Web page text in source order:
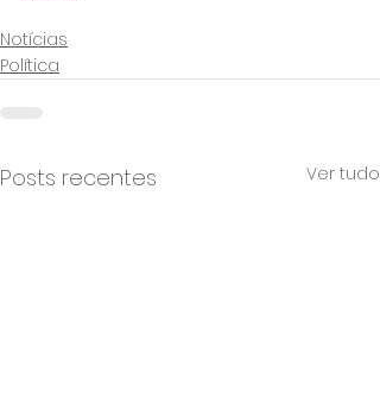
Notícias
Política
Posts recentes Ver tudo